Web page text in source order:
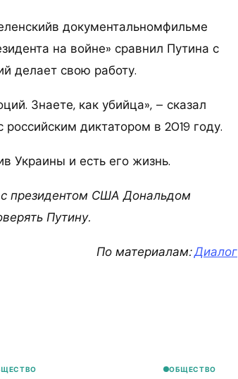
документальномфильме
на войне» сравнил Путина с
делает свою работу.
Знаете, как убийца», – сказал
диктатором в 2019 году.
Украины и есть его жизнь.
с президентом США Дональдом
Путину.
По материалам:Диалог
ОБЩЕСТВО